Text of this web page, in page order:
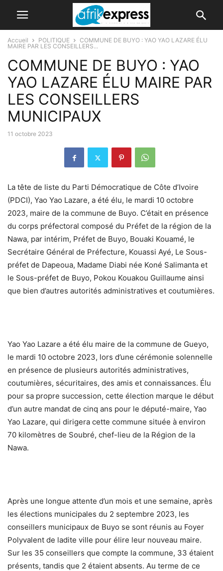
Accueil POLITIQUE
COMMUNE DE BUYO : YAO YAO LAZARE ÉLU
MAIRE PAR LES CONSEILLERS...
COMMUNE DE BUYO : YAO
YAO LAZARE ÉLU MAIRE PAR
LES CONSEILLERS
MUNICIPAUX
11 octobre 2023
La tête de liste du Parti Démocratique de Côte d’Ivoire
(PDCI), Yao Yao Lazare, a été élu, le mardi 10 octobre
2023, maire de la commune de Buyo. C’était en présence
du corps préfectoral composé du Préfet de la région de la
Nawa, par intérim, Préfet de Buyo, Bouaki Kouamé, le
Secrétaire Général de Préfecture, Kouassi Ayé, Le Sous-
préfet de Dapeoua, Madame Diabi née Koné Salimanta et
le Sous-préfet de Buyo, Pokou Kouakou Guillaume ainsi
que bien d’autres autorités administratives et coutumières.
Yao Yao Lazare a été élu maire de la commune de Gueyo,
le mardi 10 octobre 2023, lors d’une cérémonie solennelle
en présence de plusieurs autorités administratives,
coutumières, sécuritaires, des amis et connaissances. Élu
pour sa propre succession, cette élection marque le début
d’un autre mandat de cinq ans pour le député-maire, Yao
Yao Lazare, qui dirigera cette commune située à environ
70 kilomètres de Soubré, chef-lieu de la Région de la
Nawa.
Après une longue attente d’un mois et une semaine, après
les élections municipales du 2 septembre 2023, les
conseillers municipaux de Buyo se sont réunis au Foyer
Polyvalent de ladite ville pour élire leur nouveau maire.
Sur les 35 conseillers que compte la commune, 33 étaient
présents, tandis que 2 étaient absents. Au terme de ce